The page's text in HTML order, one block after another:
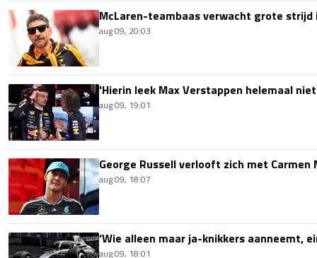
McLaren-teambaas verwacht grote
aug 09, 20:03
'Hierin leek Max Verstappen helemaal
aug 09, 19:01
George Russell verlooft zich met Carmen
aug 09, 18:07
‘Wie alleen maar ja-knikkers aanneemt,
aug 09, 18:01